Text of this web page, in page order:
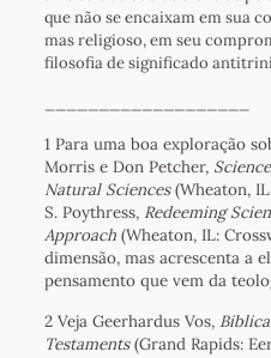
que não se encaixam em sua
mas religioso, em seu
filosofia de significado
1 Para uma boa exploração
Morris e Don Petcher,
Natural Sciences(Wheaton,
S. Poythress, Redeeming
Approach(Wheaton, IL:
dimensão, mas acrescenta a
pensamento que vem da
2 Veja Geerhardus Vos,
Testaments(Grand Rapids: